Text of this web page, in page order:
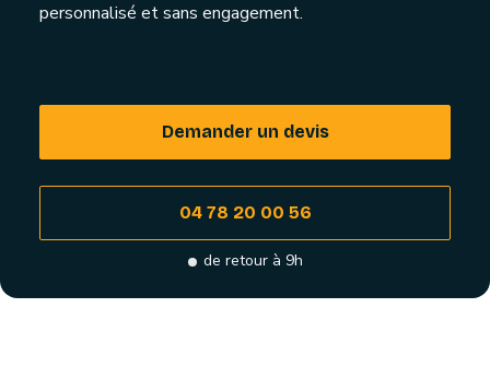
personnalisé et sans engagement.
Demander un devis
04 78 20 00 56
de retour à 9h